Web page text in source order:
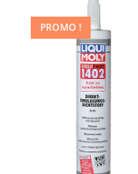
PROMO !